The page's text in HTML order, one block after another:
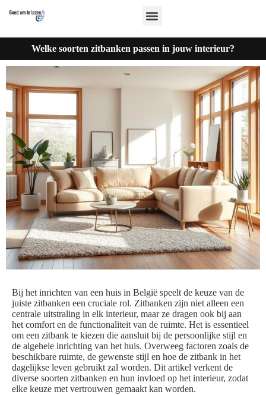
Welke soorten zitbanken passen in jouw interieur?
Bij het inrichten van een huis in België speelt de keuze van de
juiste zitbanken een cruciale rol. Zitbanken zijn niet alleen een
centrale uitstraling in elk interieur, maar ze dragen ook bij aan
het comfort en de functionaliteit van de ruimte. Het is essentieel
om een zitbank te kiezen die aansluit bij de persoonlijke stijl en
de algehele inrichting van het huis. Overweeg factoren zoals de
beschikbare ruimte, de gewenste stijl en hoe de zitbank in het
dagelijkse leven gebruikt zal worden. Dit artikel verkent de
diverse soorten zitbanken en hun invloed op het interieur, zodat
elke keuze met vertrouwen gemaakt kan worden.